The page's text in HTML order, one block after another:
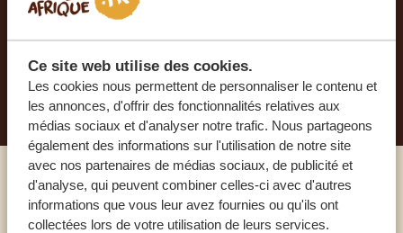
Ce site web utilise des cookies.
Les cookies nous permettent de personnaliser le contenu et
les annonces, d'offrir des fonctionnalités relatives aux
médias sociaux et d'analyser notre trafic. Nous partageons
également des informations sur l'utilisation de notre site
avec nos partenaires de médias sociaux, de publicité et
d'analyse, qui peuvent combiner celles-ci avec d'autres
informations que vous leur avez fournies ou qu'ils ont
collectées lors de votre utilisation de leurs services.
PLANIFIEZ VOTRE AVENTURE
Appelez un expert